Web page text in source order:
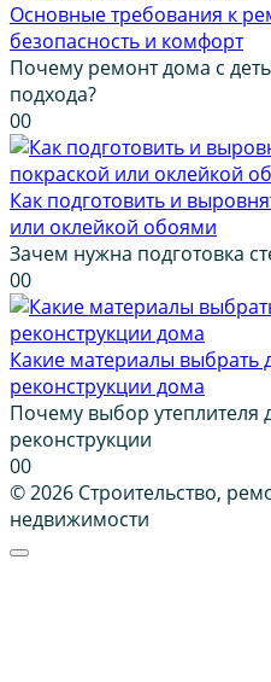
Основные требования к
безопасность и комфорт
Почему ремонт дома с
подхода?
00
Как подготовить и
или оклейкой обоями
Зачем нужна подготовка
00
Какие материалы выбрать
реконструкции дома
Почему выбор утеплителя
реконструкции
00
© 2026 Строительство,
недвижимости